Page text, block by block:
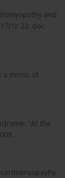
and
22, doi:
a mimic of
“At the